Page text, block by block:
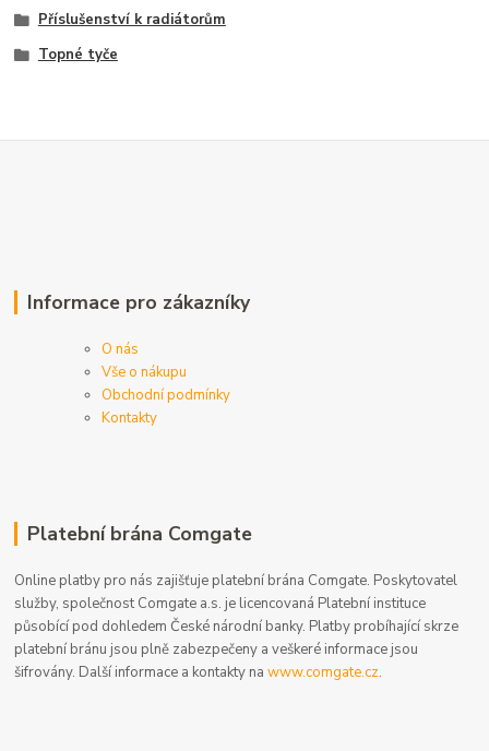
Příslušenství k radiátorům
Topné tyče
Informace pro zákazníky
O nás
Vše o nákupu
Obchodní podmínky
Kontakty
Platební brána Comgate
Online platby pro nás zajišťuje platební brána Comgate. Poskytovatel
služby, společnost Comgate a.s. je licencovaná Platební instituce
působící pod dohledem České národní banky. Platby probíhající skrze
platební bránu jsou plně zabezpečeny a veškeré informace jsou
šifrovány. Další informace a kontakty nawww.comgate.cz.